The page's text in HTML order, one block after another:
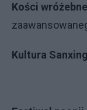
Kości wróżebne
Kultura